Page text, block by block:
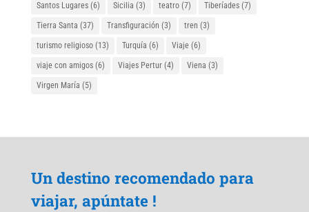
Santos Lugares(6) Sicilia (3) teatro(7) Tiberíades(7)
Tierra Santa (37) Transfiguración (3) tren (3)
turismo religioso(13) Turquía (6) Viaje (6)
viaje con amigos(6) Viajes Pertur(4) Viena (3)
Virgen María (5)
Un destino recomendado para
viajar, apúntate !